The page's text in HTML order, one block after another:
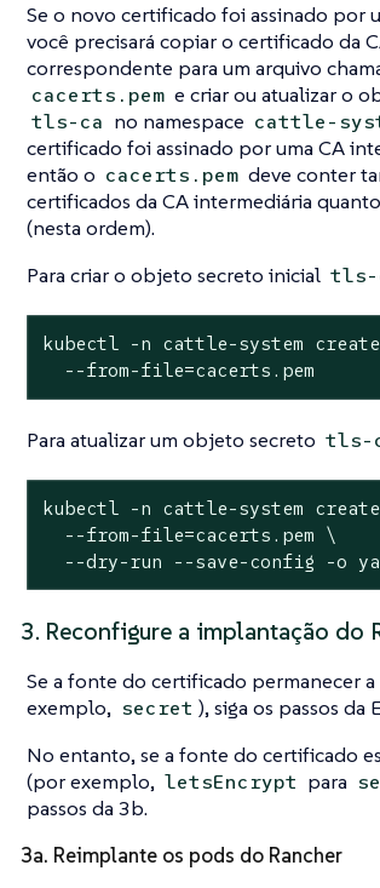
Se o novo certificado foi assinado por
você precisará copiar o certificado da
correspondente para um arquivo
cacerts.pem e criar ou atualizar o
tls-ca no namespace cattle-
certificado foi assinado por uma CA
então o cacerts.pem deve conter
certificados da CA intermediária
(nesta ordem).
Para criar o objeto secreto inicial tls-
kubectl -n cattle-system
  --from-file=cacerts.pem
Para atualizar um objeto secreto tls-
kubectl -n cattle-system
  --from-file=cacerts.pem \
--dry-run --save-config -o
3. Reconfigure a implantação do
Se a fonte do certificado permanecer
exemplo, secret ), siga os passos da
No entanto, se a fonte do certificado
(por exemplo, letsEncrypt para
passos da 3b.
3a. Reimplante os pods do Rancher